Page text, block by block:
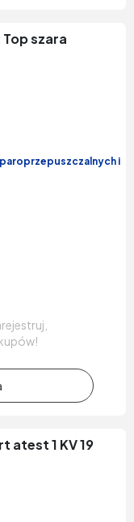
szara
paroprzepuszczalnych i
atest 1 KV 19